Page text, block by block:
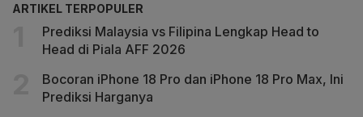
ARTIKEL TERPOPULER
Prediksi Malaysia vs Filipina Lengkap Head to
Head di Piala AFF 2026
Bocoran iPhone 18 Pro dan iPhone 18 Pro Max, Ini
Prediksi Harganya